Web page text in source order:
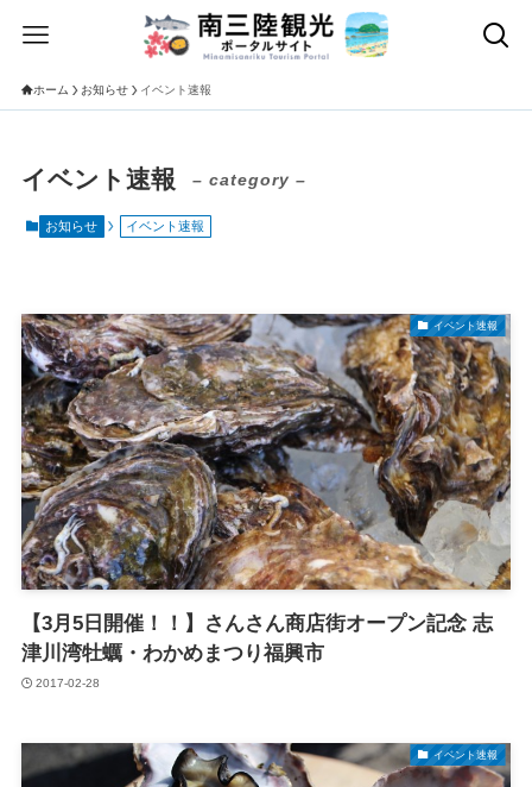
ホーム お知らせ イベント速報
イベント速報 – category –
お知らせ イベント速報
イベント速報
【3月5日開催！！】さんさん商店街オープン記念 志
津川湾牡蠣・わかめまつり福興市
2017-02-28
イベント速報